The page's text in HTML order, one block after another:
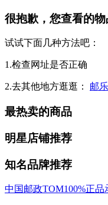
很抱歉，您查看的
试试下面几种方法吧：
1.检查网址是否正确
2.去其他地方逛逛： 邮
最热卖的商品
明星店铺推荐
知名品牌推荐
中国邮政TOM100%正品